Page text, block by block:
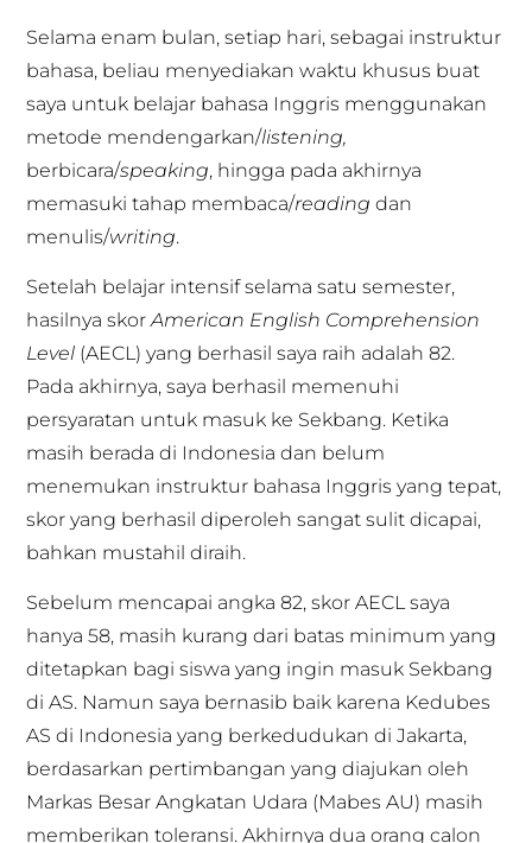
Selama enam bulan, setiap hari, sebagai instruktur
bahasa, beliau menyediakan waktu khusus buat
saya untuk belajar bahasa Inggris menggunakan
metode mendengarkan/listening,
berbicara/speaking, hingga pada akhirnya
memasuki tahap membaca/reading dan
menulis/writing.
Setelah belajar intensif selama satu semester,
hasilnya skorAmerican English Comprehension
Level (AECL) yang berhasil saya raih adalah 82.
Pada akhirnya, saya berhasil memenuhi
persyaratan untuk masuk ke Sekbang. Ketika
masih berada di Indonesia dan belum
menemukan instruktur bahasa Inggris yang tepat,
skor yang berhasil diperoleh sangat sulit dicapai,
bahkan mustahil diraih.
Sebelum mencapai angka 82, skor AECL saya
hanya 58, masih kurang dari batas minimum yang
ditetapkan bagi siswa yang ingin masuk Sekbang
di AS. Namun saya bernasib baik karena Kedubes
AS di Indonesia yang berkedudukan di Jakarta,
berdasarkan pertimbangan yang diajukan oleh
Markas Besar Angkatan Udara (Mabes AU) masih
memberikan toleransi. Akhirnya dua orang calon